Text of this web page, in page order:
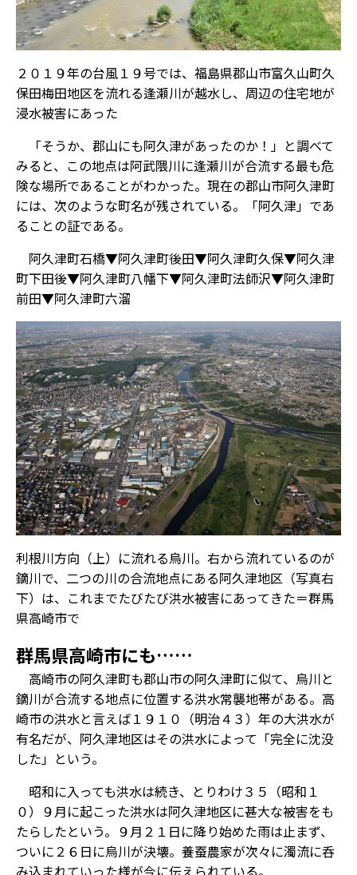
２０１９年の台風１９号では、福島県郡山市富久山町久
保田梅田地区を流れる逢瀬川が越水し、周辺の住宅地が
浸水被害にあった
「そうか、郡山にも阿久津があったのか！」と調べて
みると、この地点は阿武隈川に逢瀬川が合流する最も危
険な場所であることがわかった。現在の郡山市阿久津町
には、次のような町名が残されている。「阿久津」であ
ることの証である。
阿久津町石橋▼阿久津町後田▼阿久津町久保▼阿久津
町下田後▼阿久津町八幡下▼阿久津町法師沢▼阿久津町
前田▼阿久津町六溜
利根川方向（上）に流れる烏川。右から流れているのが
鏑川で、二つの川の合流地点にある阿久津地区（写真右
下）は、これまでたびたび洪水被害にあってきた＝群馬
県高崎市で
群馬県高崎市にも……
高崎市の阿久津町も郡山市の阿久津町に似て、烏川と
鏑川が合流する地点に位置する洪水常襲地帯がある。高
崎市の洪水と言えば１９１０（明治４３）年の大洪水が
有名だが、阿久津地区はその洪水によって「完全に沈没
した」という。
昭和に入っても洪水は続き、とりわけ３５（昭和１
０）９月に起こった洪水は阿久津地区に甚大な被害をも
たらしたという。９月２１日に降り始めた雨は止まず、
ついに２６日に烏川が決壊。養蚕農家が次々に濁流に呑
み込まれていった様が今に伝えられている。